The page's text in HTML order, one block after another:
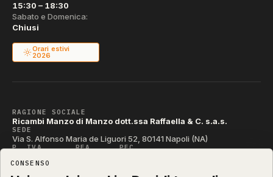
15:30 – 18:30
Sabato e Domenica:
Chiusi
Orari estivi
2026
RAGIONE SOCIALE
Ricambi Manzo di Manzo dott.ssa Raffaella & C. s.a.s.
SEDE
Via S. Alfonso Maria de Liguori 52, 80141 Napoli (NA)
P. IVA REA PEC
CODICE SDI
T04ZHR3
CONSENSO